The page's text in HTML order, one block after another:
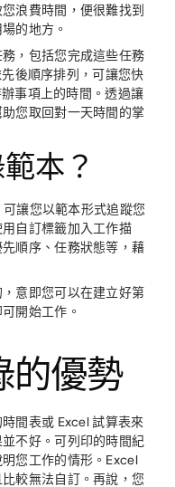
浪費時間，便很難找到
的地方。
，包括您完成這些任務
後順序排列，可讓您快
事項上的時間。透過讓
您取回對一天時間的掌
本？
讓您以範本形式追蹤您
自訂標籤加入工作描
順序、任務狀態等，藉
意即您可以在建立好第
開始工作。
的優勢
間表或 Excel 試算表來
不好。可列印的時間紀
您工作的情形。Excel
較無法自訂。再說，您